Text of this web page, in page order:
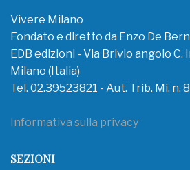
Vivere Milano
Fondato e diretto da Enzo De
EDB edizioni - Via Brivio angolo C.
Milano (Italia)
Tel. 02.39523821 - Aut. Trib. Mi. n.
Informativa sulla privacy
SEZIONI